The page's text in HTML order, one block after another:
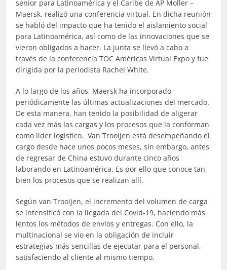
senior para Latinoamérica y el Caribe de AP Moller –
Maersk, realizó una conferencia virtual. En dicha reunión
se habló del impacto que ha tenido el aislamiento social
para Latinoamérica, así como de las innovaciones que se
vieron obligados a hacer. La junta se llevó a cabo a
través de la conferencia TOC Américas Virtual Expo y fue
dirigida por la periodista Rachel White.
A lo largo de los años, Maersk ha incorporado
periódicamente las últimas actualizaciones del mercado.
De esta manera, han tenido la posibilidad de aligerar
cada vez más las cargas y los procesos que la conforman
como líder logístico. Van Trooijen está desempeñando el
cargo desde hace unos pocos meses, sin embargo, antes
de regresar de China estuvo durante cinco años
laborando en Latinoamérica. Es por ello que conoce tan
bien los procesos que se realizan allí.
Según van Trooijen, el incremento del volumen de carga
se intensificó con la llegada del Covid-19, haciendo más
lentos los métodos de envíos y entregas. Con ello, la
multinacional se vio en la obligación de incluir
estrategias más sencillas de ejecutar para el personal,
satisfaciendo al cliente al mismo tiempo.